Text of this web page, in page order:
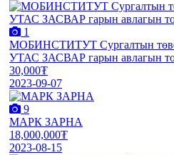
1
МОБИНСТИТУТ Сургалтын
УТАС ЗАСВАР гарын авлагын
30,000₮
2023-09-07
9
МАРК ЗАРНА
18,000,000₮
2023-08-15